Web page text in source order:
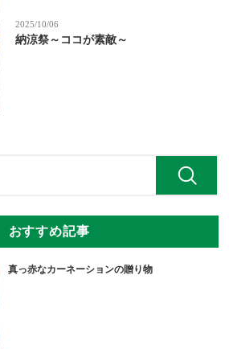
2025/10/06
納涼祭～ココが素敵～
おすすめ記事
真っ赤なカーネーションの贈り物